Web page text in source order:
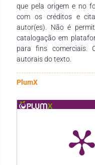
artificial para melhorar a
que pela origem e no
com os créditos e
autor(es). Não é
catalogação em
para fins comerciais.
autorais do texto.
PlumX